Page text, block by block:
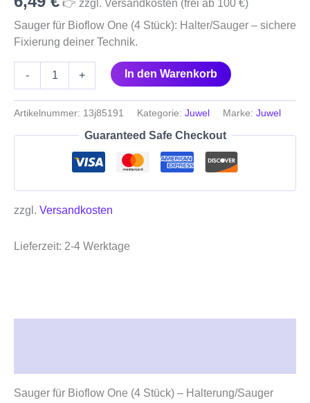
👉 zzgl. Versandkosten (frei ab 100 €)
Sauger für Bioflow One (4 Stück): Halter/Sauger – sichere
Fixierung deiner Technik.
- + In den Warenkorb
Artikelnummer: 13j85191 Kategorie: Juwel Marke: Juwel
Guaranteed Safe Checkout
zzgl. Versandkosten
Lieferzeit: 2-4 Werktage
Sauger für Bioflow One (4 Stück) – Halterung/Sauger